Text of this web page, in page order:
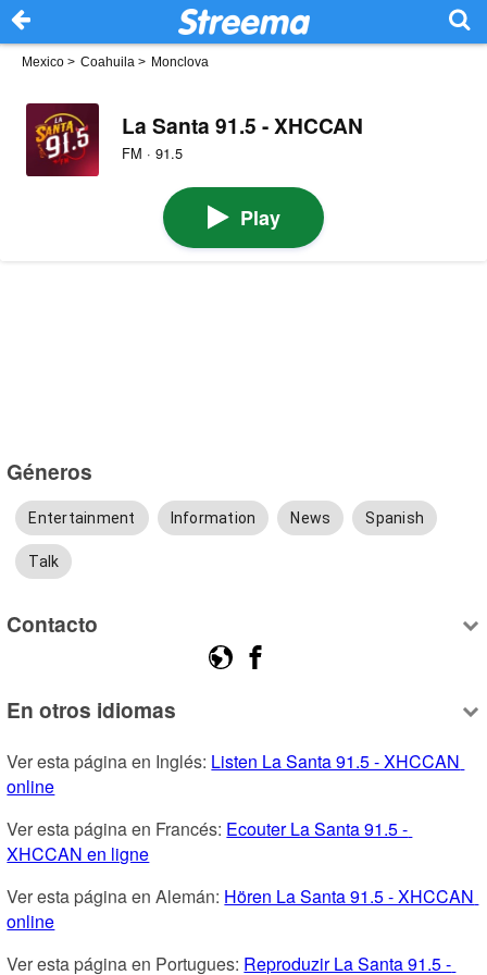
Mexico > Coahuila > Monclova
La Santa 91.5 - XHCCAN
FM · 91.5
Play
Géneros
Entertainment Information News Spanish
Talk
Contacto
En otros idiomas
Ver esta página en Inglés: Listen La Santa 91.5 - XHCCAN
online
Ver esta página en Francés: Ecouter La Santa 91.5 -
XHCCAN en ligne
Ver esta página en Alemán: Hören La Santa 91.5 - XHCCAN
online
Ver esta página en Portugues: Reproduzir La Santa 91.5 -